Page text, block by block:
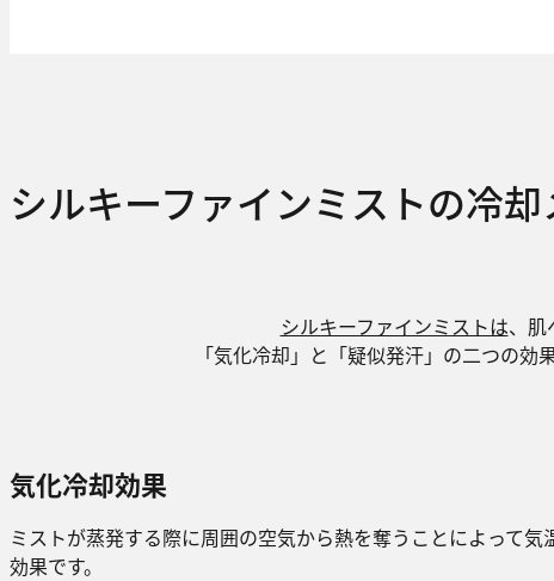
シルキーファインミストの冷
シルキーファインミストは、肌
「気化冷却」と「疑似発汗」の二つの効
気化冷却効果
ミストが蒸発する際に周囲の空気から熱を奪うことによって気
効果です。